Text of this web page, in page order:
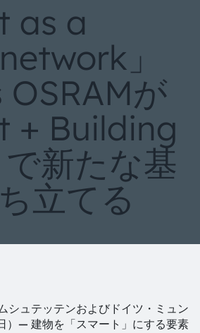
as a
」
が
+ Building
新たな基
立てる
シュテッテンおよびドイツ・ミュン
）— 建物を「スマート」にする要素